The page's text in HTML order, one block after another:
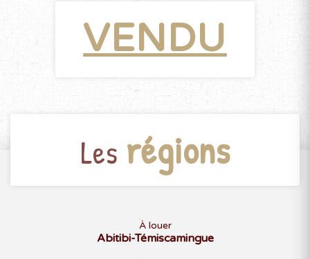
VENDU
Les régions
À louer
Abitibi-Témiscamingue